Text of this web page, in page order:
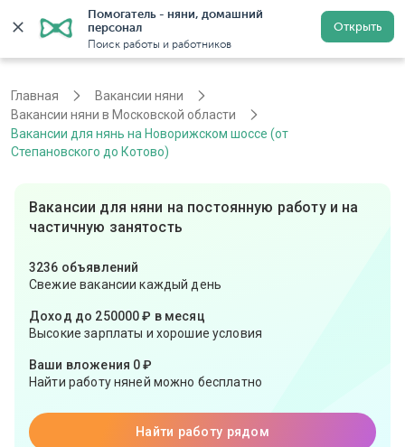
Помогатель - няни, домашний
персонал
Поиск работы и работников
Открыть
Регистрация
Главная
Вакансии няни
Вакансии няни в Московской области
Вакансии для нянь на Новорижском шоссе (от
Степановского до Котово)
Вакансии для няни на постоянную работу и на
частичную занятость
3236 объявлений
Свежие вакансии каждый день
Доход до 250000 ₽ в месяц
Высокие зарплаты и хорошие условия
Ваши вложения 0 ₽
Найти работу няней можно бесплатно
Найти работу рядом